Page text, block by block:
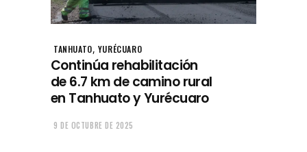
TANHUATO, YURÉCUARO
Continúa rehabilitación
de 6.7 km de camino rural
en Tanhuato y Yurécuaro
9 DE OCTUBRE DE 2025